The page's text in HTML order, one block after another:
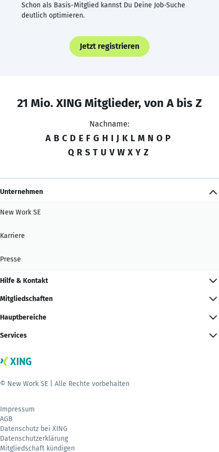
Schon als Basis-Mitglied kannst Du Deine Job-Suche
deutlich optimieren.
Jetzt registrieren
21 Mio. XING Mitglieder, von A bis Z
Nachname:
A B C D E F G H I J K L M N O P
Q R S T U V W X Y Z
Unternehmen
New Work SE
Karriere
Presse
Hilfe & Kontakt
Mitgliedschaften
Hauptbereiche
Services
© New Work SE | Alle Rechte vorbehalten
Impressum
AGB
Datenschutz bei XING
Datenschutzerklärung
Mitgliedschaft kündigen